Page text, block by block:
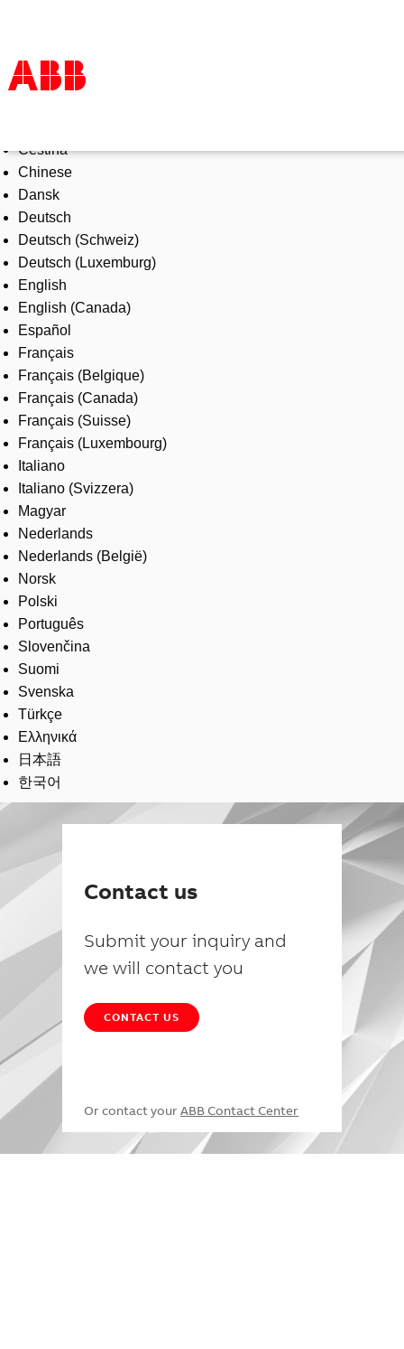
Products & Solutions
Industries
Services
About us
Where to buy
Contact us
Careers
Čeština
Chinese
Dansk
Deutsch
Deutsch (Schweiz)
Deutsch (Luxemburg)
English
English (Canada)
Español
Français
Français (Belgique)
Français (Canada)
Français (Suisse)
Français (Luxembourg)
Italiano
Italiano (Svizzera)
Magyar
Nederlands
Nederlands (België)
Norsk
Polski
Português
Slovenčina
Suomi
Svenska
Türkçe
Ελληνικά
日本語
한국어
Contact us
Submit your inquiry and
we will contact you
CONTACT US
Or contact your ABB Contact Center